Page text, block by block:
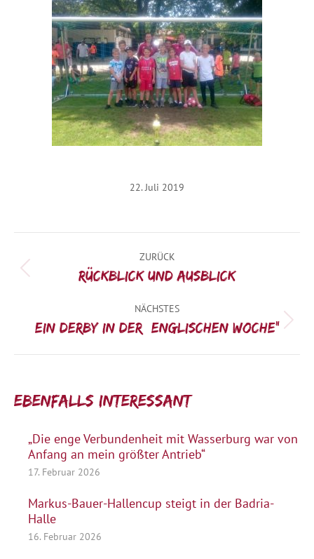
22. Juli 2019
ZURÜCK
Vorheriger
Rückblick und Ausblick
NÄCHSTES
Nächster
Ein Derby in der „Englischen Woche“
Ebenfalls interessant:
„Die enge Verbundenheit mit Wasserburg war von
Anfang an mein größter Antrieb“
17. Februar 2026
Markus-Bauer-Hallencup steigt in der Badria-
Halle
16. Februar 2026